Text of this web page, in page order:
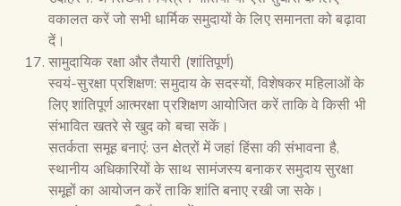
वकालत करें जो सभी धार्मिक समुदायों के लिए समानता को बढ़ावा
दें।
सामुदायिक रक्षा और तैयारी (शांतिपूर्ण)
स्वयं-सुरक्षा प्रशिक्षण: समुदाय के सदस्यों, विशेषकर महिलाओं के
लिए शांतिपूर्ण आत्मरक्षा प्रशिक्षण आयोजित करें ताकि वे किसी भी
संभावित खतरे से खुद को बचा सकें।
सतर्कता समूह बनाएं: उन क्षेत्रों में जहां हिंसा की संभावना है,
स्थानीय अधिकारियों के साथ सामंजस्य बनाकर समुदाय सुरक्षा
समूहों का आयोजन करें ताकि शांति बनाए रखी जा सके।